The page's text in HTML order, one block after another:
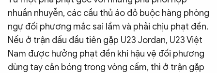
Chuyên đề
nhuần nhuyễn, các cầu thủ áo đỏ buộc hàng phòng
ngự đối phương mắc sai lầm và phải chịu phạt đền.
Nếu ở trận đấu đầu tiên gặp U23 Jordan, U23 Việt
Nam được hưởng phạt đền khi hậu vệ đối phương
dùng tay cản bóng trong vòng cấm, thì ở trận gặp